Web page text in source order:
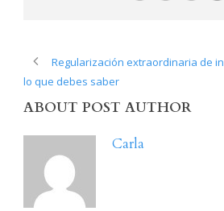
Regularización extraordinaria de
lo que debes saber
ABOUT POST AUTHOR
Carla